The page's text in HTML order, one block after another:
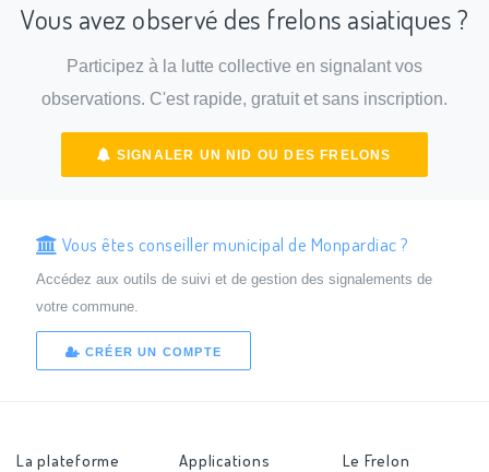
Vous avez observé des frelons asiatiques ?
Participez à la lutte collective en signalant vos
observations. C'est rapide, gratuit et sans inscription.
SIGNALER UN NID OU DES FRELONS
Vous êtes conseiller municipal de Monpardiac ?
Accédez aux outils de suivi et de gestion des signalements de
votre commune.
CRÉER UN COMPTE
La plateforme
Applications
Le Frelon